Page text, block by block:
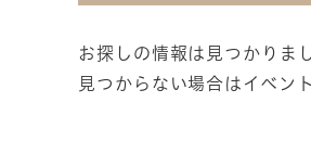
お探しの情報は見つかりま
見つからない場合はイベン